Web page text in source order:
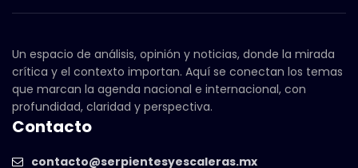
Un espacio de análisis, opinión y noticias, donde la mirada
crítica y el contexto importan. Aquí se conectan los temas
que marcan la agenda nacional e internacional, con
profundidad, claridad y perspectiva.
Contacto
contacto@serpientesyescaleras.mx